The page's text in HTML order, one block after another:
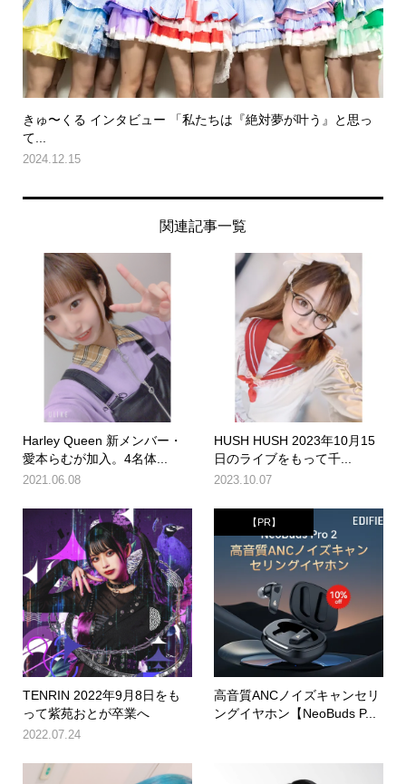
きゅ〜くる インタビュー 「私たちは『絶対夢が叶う』と思っ
て...
2024.12.15
関連記事一覧
Harley Queen 新メンバー・
愛本らむが加入。4名体...
2021.06.08
HUSH HUSH 2023年10月15
日のライブをもって千...
2023.10.07
TENRIN 2022年9月8日をも
って紫苑おとが卒業へ
2022.07.24
【PR】
高音質ANCノイズキャンセリ
ングイヤホン【NeoBuds P...